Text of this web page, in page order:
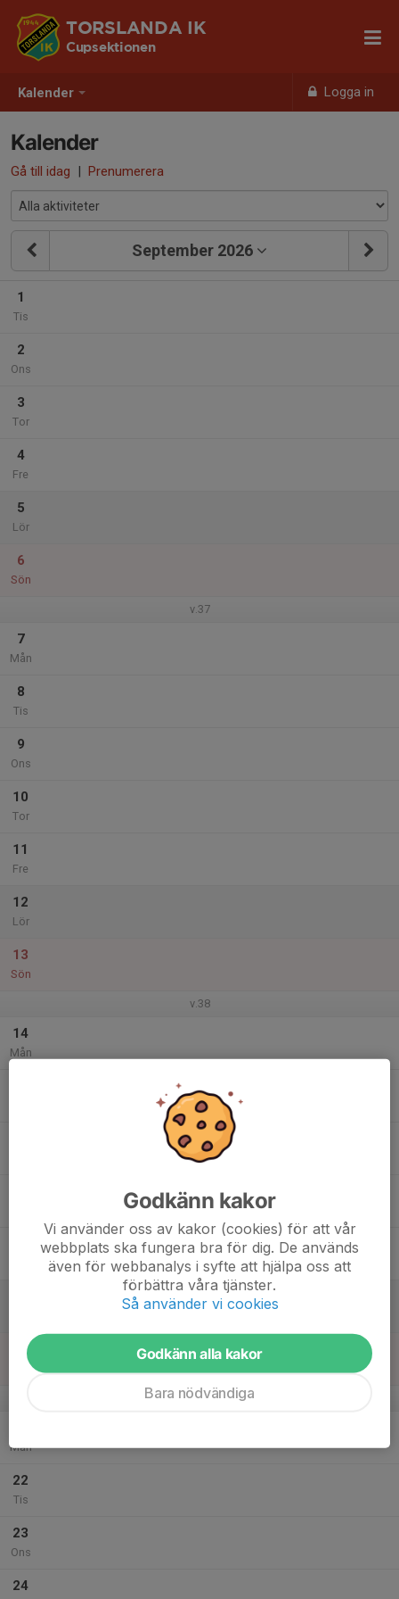
Kalender Logga in
TORSLANDA IK
Cupsektionen
Kalender
Gå till idag | Prenumerera
September 2026
1
Tis
2
Ons
3
Tor
4
Fre
5
Lör
6
Sön
v.37
7
Mån
8
Tis
9
Ons
10
Tor
11
Fre
12
Lör
13
Sön
v.38
14
Mån
20
Sön
v.39
Mån
22
Tis
23
Ons
24
Godkänn kakor
Vi använder oss av kakor (cookies) för att vår
webbplats ska fungera bra för dig. De används
även för webbanalys i syfte att hjälpa oss att
förbättra våra tjänster.
Så använder vi cookies
Godkänn alla kakor
Bara nödvändiga